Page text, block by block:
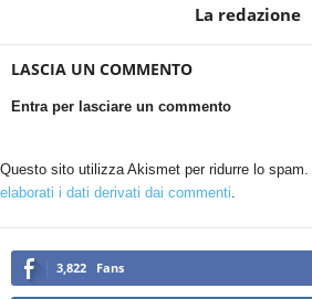
La redazione
LASCIA UN COMMENTO
Entra per lasciare un commento
Questo sito utilizza Akismet per ridurre lo spam.
elaborati i dati derivati dai commenti.
3,822 Fans